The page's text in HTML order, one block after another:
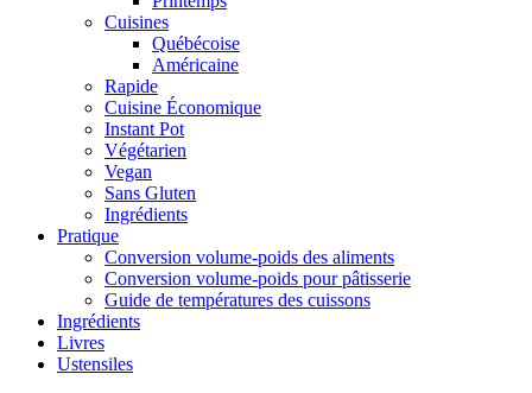
Cuisines
Québécoise
Américaine
Rapide
Cuisine Économique
Instant Pot
Végétarien
Vegan
Sans Gluten
Ingrédients
Pratique
Conversion volume-poids des aliments
Conversion volume-poids pour pâtisserie
Guide de températures des cuissons
Ingrédients
Livres
Ustensiles